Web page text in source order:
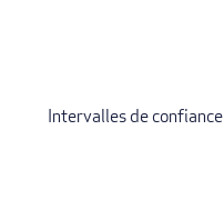
Intervalles de confiance